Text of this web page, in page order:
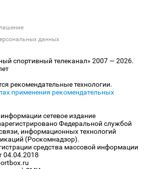
данных
спортивный телеканал» 2007 — 2026.
рекомендательные технологии.
применения рекомендательных
сетевое издание
Федеральной службой
информационных технологий
(Роскомнадзор).
средства массовой информации
04.04.2018